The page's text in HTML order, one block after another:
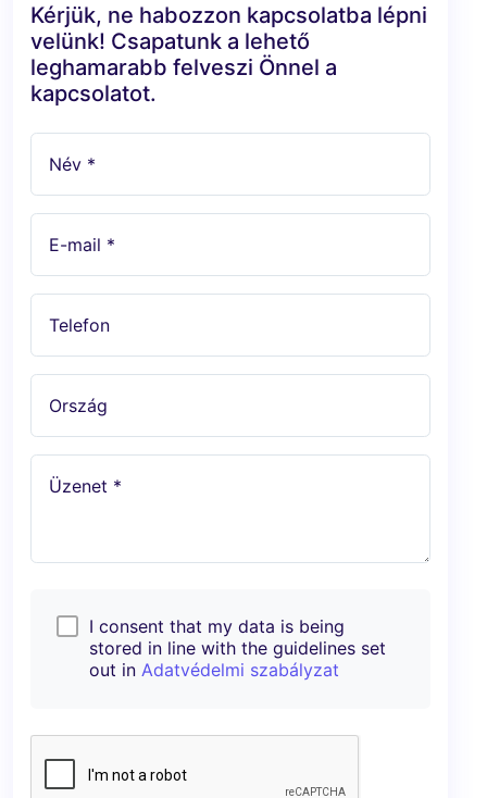
Kérjük, ne habozzon kapcsolatba lépni
velünk! Csapatunk a lehető
leghamarabb felveszi Önnel a
kapcsolatot.
Név *
E-mail *
Telefon
Ország
Üzenet *
I consent that my data is being
stored in line with the guidelines set
out in Adatvédelmi szabályzat